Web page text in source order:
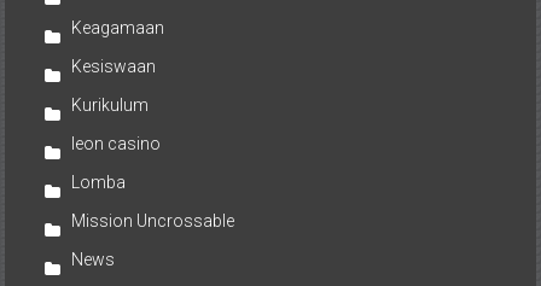
Keagamaan
Kesiswaan
Kurikulum
leon casino
Lomba
Mission Uncrossable
News